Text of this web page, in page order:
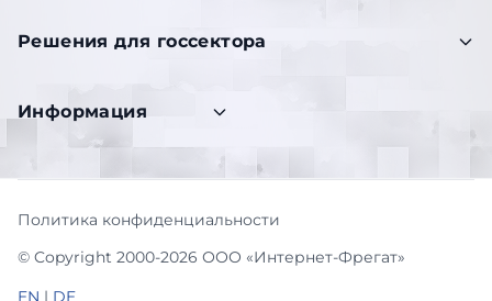
Решения для госсектора
Информация
© Copyright 2000-2026 ООО «Интернет-Фрегат»
EN | DE
Политика конфиденциальности